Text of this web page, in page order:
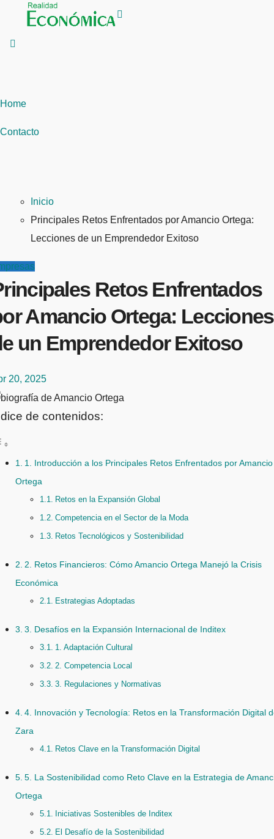
contenido
Home
Contacto
Inicio
Principales Retos Enfrentados por Amancio Ortega:
Lecciones de un Emprendedor Exitoso
Retos Enfrentados
Amancio Ortega: Lecciones
un Emprendedor Exitoso
20, 2025
de contenidos:
1. Introducción a los Principales Retos Enfrentados por Amancio
Ortega
Retos en la Expansión Global
Competencia en el Sector de la Moda
Retos Tecnológicos y Sostenibilidad
2. Retos Financieros: Cómo Amancio Ortega Manejó la Crisis
Económica
Estrategias Adoptadas
3. Desafíos en la Expansión Internacional de Inditex
1. Adaptación Cultural
2. Competencia Local
3. Regulaciones y Normativas
4. Innovación y Tecnología: Retos en la Transformación Digital
Zara
Retos Clave en la Transformación Digital
5. La Sostenibilidad como Reto Clave en la Estrategia de
Ortega
Iniciativas Sostenibles de Inditex
El Desafío de la Sostenibilidad